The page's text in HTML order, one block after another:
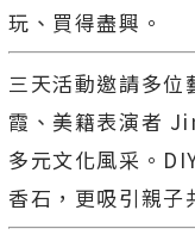
玩、買得盡興。
三天活動邀請多
霞、美籍表演者
多元文化風采。
香石，更吸引親子